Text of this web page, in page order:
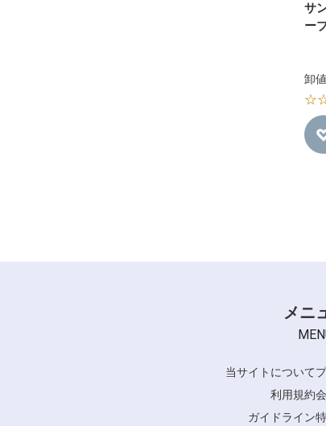
サ
ー
卸値
メニ
当サイトについて
利用規約
ガイドライン